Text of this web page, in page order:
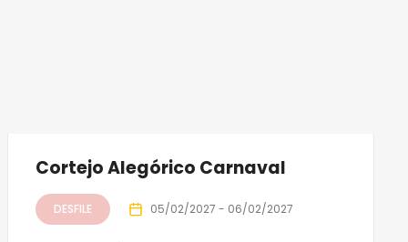
Cortejo Alegórico Carnaval
DESFILE 05/02/2027 - 06/02/2027